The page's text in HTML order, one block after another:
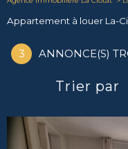
Appartement à louer La-
3 ANNONCE(S)
Trier par